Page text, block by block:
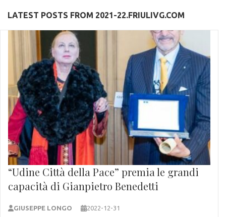
LATEST POSTS FROM 2021-22.FRIULIVG.COM
“Udine Città della Pace” premia le grandi
capacità di Gianpietro Benedetti
GIUSEPPE LONGO 2022-12-31